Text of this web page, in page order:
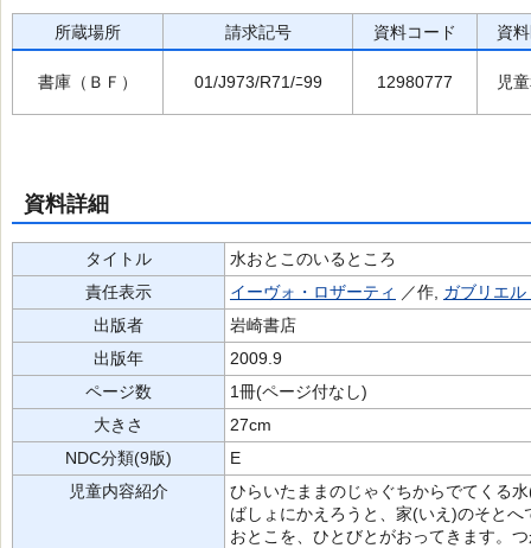
所蔵場所 請求記号 資料コード 資
書庫（ＢＦ） 01/J973/R71/ﾆ99 12980777 児
資料詳細
タイトル
水おとこのいるところ
責任表示
イーヴォ・ロザーティ ／作, ガブリエ
出版者
岩崎書店
出版年
2009.9
ページ数
1冊(ページ付なし)
大きさ
27cm
NDC分類(9版)
E
児童内容紹介
ひらいたままのじゃぐちからでてくる
ばしょにかえろうと、家(いえ)のそと
おとこを、ひとびとがおってきます。